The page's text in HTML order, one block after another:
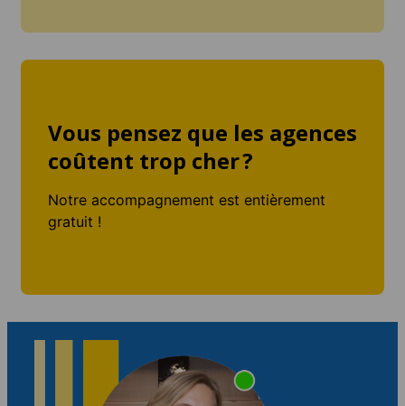
Vous pensez que les agences
coûtent trop cher ?
Notre accompagnement est entièrement
gratuit !